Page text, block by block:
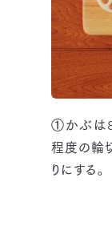
①かぶは8
程度の輪
りにする。